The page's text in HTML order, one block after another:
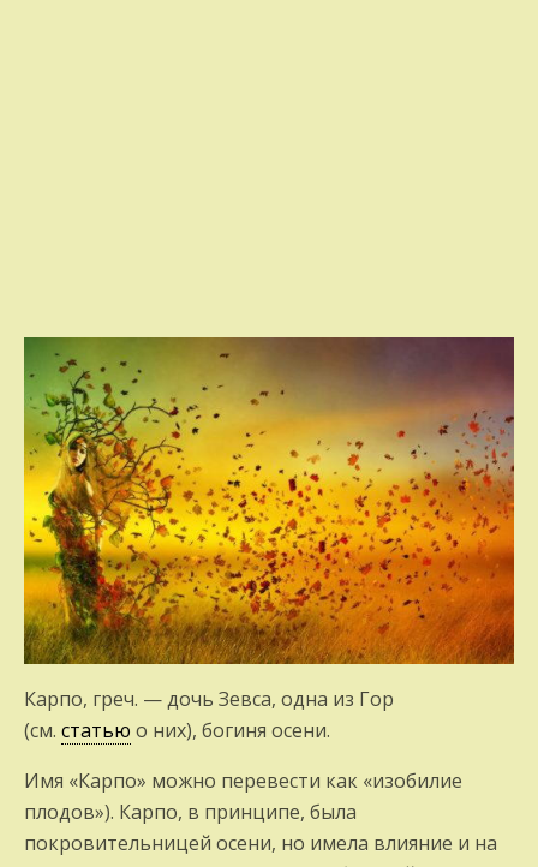
Карпо, греч. — дочь Зевса, одна из Гор
(см. статью о них), богиня осени.
Имя «Карпо» можно перевести как «изобилие
плодов»). Карпо, в принципе, была
покровительницей осени, но имела влияние и на